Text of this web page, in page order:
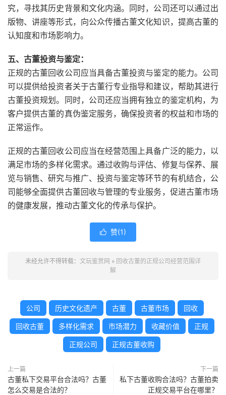
究，寻找其历史背景和文化内涵。同时，公司还可以通过出
版物、讲座等形式，向公众传播古董文化知识，提高古董的
认知度和市场影响力。
五、古董投资与鉴定：
正规的古董回收公司应当具备古董投资与鉴定的能力。公司
可以提供给投资者关于古董行专业指导和建议，帮助其进行
古董投资规划。同时，公司还应当拥有独立的鉴定机构，为
客户提供古董的真伪鉴定服务，确保投资者的权益和市场的
正常运作。
正规的古董回收公司应当在经营范围上具备广泛的能力，以
满足市场的多样化需求。通过收购与评估、修复与保养、展
览与销售、研究与推广、投资与鉴定等环节的有机结合，公
司能够全面提供古董回收与管理的专业服务，促进古董市场
的健康发展，推动古董文化的传承与保护。
 赞(1)
未经允许不得转载： 文玩鉴赏网 » 回收古董的正规公司经营范围详
解
公司 历史文化遗产 古董 古董市场 回收
回收古董 多样化需求 市场潜力 收藏价值 正规
正规公司 正规古董收购
上一篇
古董私下交易平台合法吗？古董
怎么交易是合法的？
下一篇
私下古董收购合法吗？古董拍卖
正规交易平台在哪里？